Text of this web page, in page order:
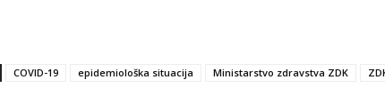
COVID-19 epidemiološka situacija Ministarstvo zdravstva ZDK